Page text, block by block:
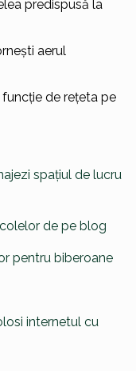
predispusă la
aerul
de rețeta pe
spațiul de lucru
de pe blog
pentru biberoane
internetul cu